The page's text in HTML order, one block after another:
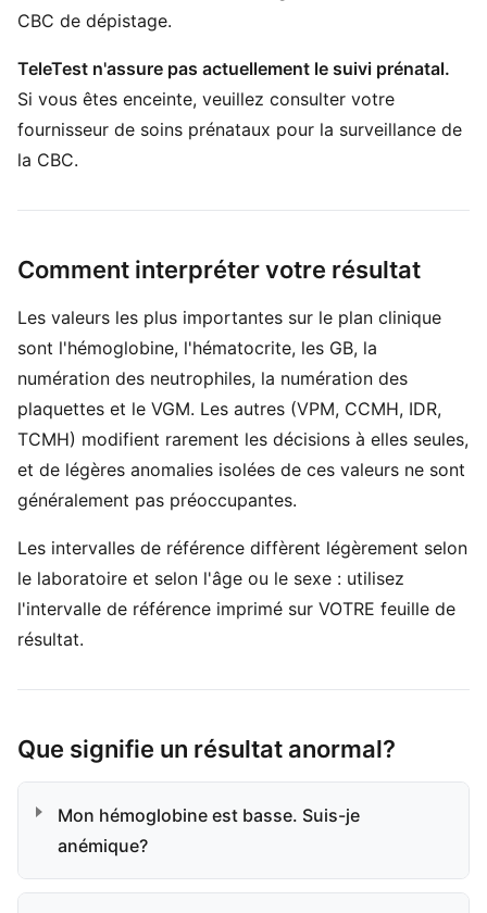
CBC de dépistage.
TeleTest n'assure pas actuellement le suivi prénatal.
Si vous êtes enceinte, veuillez consulter votre
fournisseur de soins prénataux pour la surveillance de
la CBC.
Comment interpréter votre résultat
Les valeurs les plus importantes sur le plan clinique
sont l'hémoglobine, l'hématocrite, les GB, la
numération des neutrophiles, la numération des
plaquettes et le VGM. Les autres (VPM, CCMH, IDR,
TCMH) modifient rarement les décisions à elles seules,
et de légères anomalies isolées de ces valeurs ne sont
généralement pas préoccupantes.
Les intervalles de référence diffèrent légèrement selon
le laboratoire et selon l'âge ou le sexe : utilisez
l'intervalle de référence imprimé sur VOTRE feuille de
résultat.
Que signifie un résultat anormal?
Mon hémoglobine est basse. Suis-je
anémique?